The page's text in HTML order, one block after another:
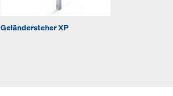
Geländersteher XP